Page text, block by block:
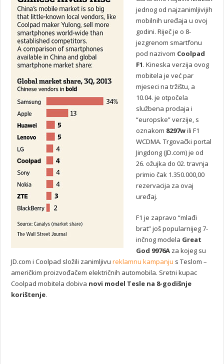
jednog od najzanimljivijih
mobilnih uređaja u ovoj
godini. Riječ je o 8-
jezgrenom smartfonu
pod nazivom Coolpad
F1. Kineska verzija ovog
mobitela je već par
mjeseci na tržištu, a
10.04. je otpočela
službena prodaja i
“europske” verzije, s
oznakom 8297wili F1
WCDMA. Trgovački portal
Jingdong (JD.com) je od
26. ožujka do 02. travnja
primio čak 1.350.000,00
rezervacija za ovaj
uređaj.
F1 je zapravo “mlađi
brat” još popularnijeg 7-
inčnog modela Great
God 9976A za kojeg su
JD.com i Coolpad složili zanimljivureklamnu kampanju s Teslom –
američkim proizvođačem električnih automobila. Sretni kupac
Coolpad mobitela dobiva novi model Tesle na 8-godišnje
korištenje.